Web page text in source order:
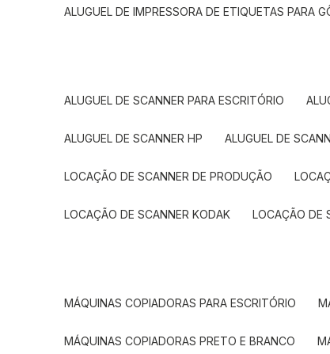
ALUGUEL DE IMPRESSORA DE ETIQUETAS PARA
ALUGUEL DE SCANNER PARA ESCRITÓRIO
ALUGUEL DE SCANNER HP ALUGUEL DE
LOCAÇÃO DE SCANNER DE PRODUÇÃO
LOCAÇÃO DE SCANNER KODAK LOCAÇÃO DE
MÁQUINAS COPIADORAS PARA ESCRITÓRIO
MÁQUINAS COPIADORAS PRETO E BRANCO